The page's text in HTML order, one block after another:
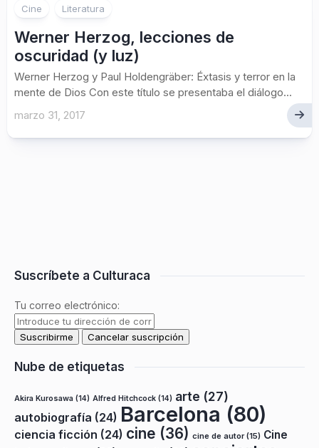
Cine Literatura
Werner Herzog, lecciones de
oscuridad (y luz)
Werner Herzog y Paul Holdengräber: Éxtasis y terror en la
mente de Dios Con este título se presentaba el diálogo...
marzo 31, 2017
Suscríbete a Culturaca
Tu correo electrónico:
Nube de etiquetas
Akira Kurosawa (14) Alfred Hitchcock (14) arte (27)
autobiografía (24) Barcelona (80)
ciencia ficción (24) cine (36) cine de autor(15) Cine